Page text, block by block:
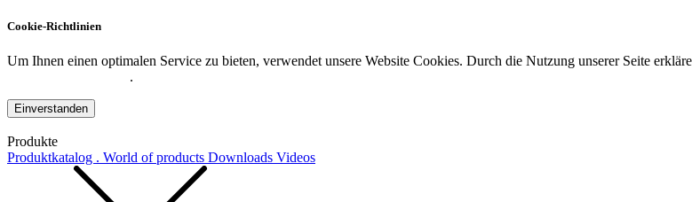
Cookie-Richtlinien
Um Ihnen einen optimalen Service zu bieten, verwendet unsere Website Cookies. Durch die Nutzung unserer Seite
.
Einverstanden
Produkte
Produktkatalog . World of products Downloads Videos